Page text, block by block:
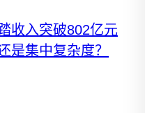
收入突破802亿元
是集中复杂度？